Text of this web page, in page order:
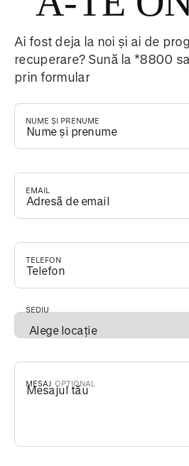
Ai fost deja la noi și ai de
recuperare? Sună la *8800
prin formular
NUME ȘI PRENUME
EMAIL
TELEFON
SEDIU
MESAJ